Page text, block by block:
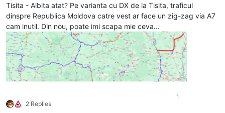
Tisita - Albita atat? Pe varianta cu DX de la Tisita, traficul
dinspre Republica Moldova catre vest ar face un zig-zag via A7
cam inutil. Din nou, poate imi scapa mie ceva...
2 Replies
1